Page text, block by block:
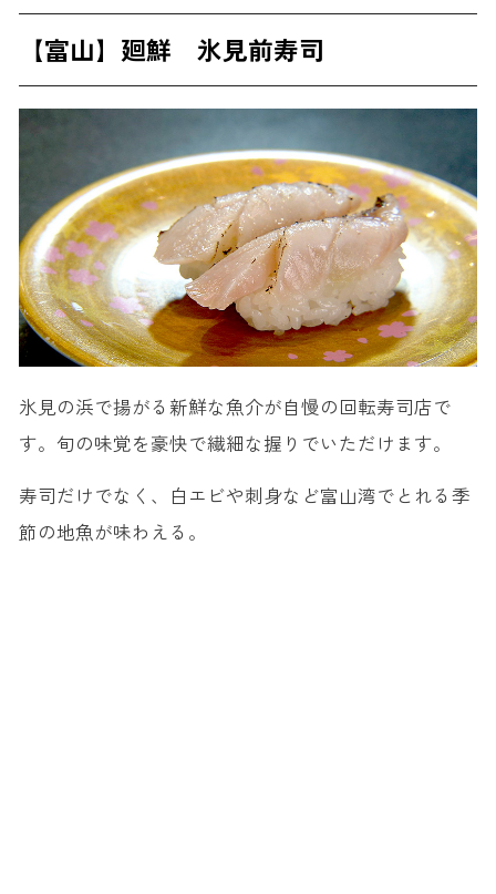
【富山】廻鮮 氷見前寿司
氷見の浜で揚がる新鮮な魚介が自慢の回転寿司店で
す。旬の味覚を豪快で繊細な握りでいただけます。
寿司だけでなく、白エビや刺身など富山湾でとれる季
節の地魚が味わえる。